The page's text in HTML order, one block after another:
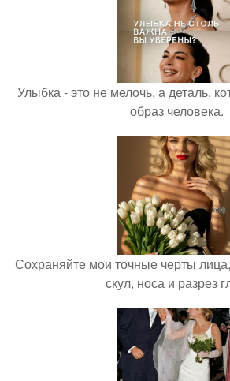
Улыбка - это не мелочь, а деталь,
образ человека.
Сохраняйте мои точные черты
скул, носа и разрез